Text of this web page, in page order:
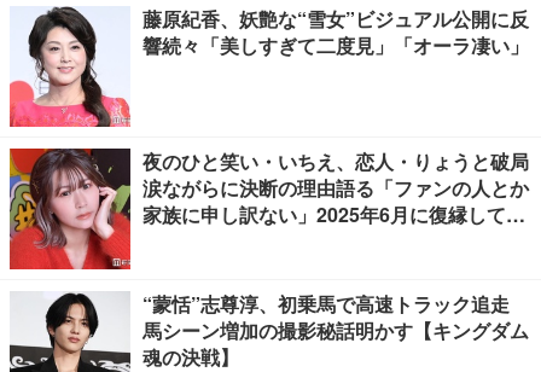
藤原紀香、妖艶な“雪女”ビジュアル公開に反
響続々「美しすぎて二度見」「オーラ凄い」
夜のひと笑い・いちえ、恋人・りょうと破局
涙ながらに決断の理由語る「ファンの人とか
家族に申し訳ない」2025年6月に復縁してい
“蒙恬”志尊淳、初乗馬で高速トラック追走
馬シーン増加の撮影秘話明かす【キングダム
魂の決戦】